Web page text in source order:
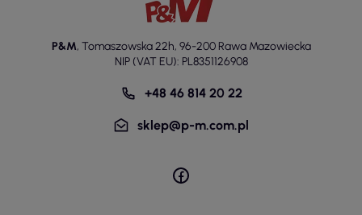
P&M, Tomaszowska 22h, 96-200 Rawa Mazowiecka
NIP (VAT EU): PL8351126908
+48 46 814 20 22
sklep@p-m.com.pl